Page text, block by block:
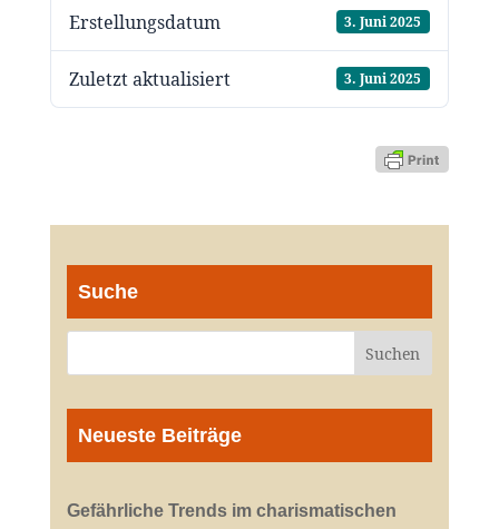
Erstellungsdatum 3. Juni 2025
Zuletzt aktualisiert 3. Juni 2025
Suche
Neueste Beiträge
Gefährliche Trends im charismatischen